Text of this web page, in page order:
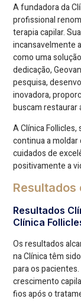
A fundadora da
profissional
terapia capilar.
incansavelmente
como uma
dedicação,
pesquisa,
inovadora,
buscam restaurar
A Clínica Follicles,
continua a
cuidados de
positivamente a
Resultados
Resultados
Clínica
Os resultados
na Clínica têm
para os
crescimento
fios após o